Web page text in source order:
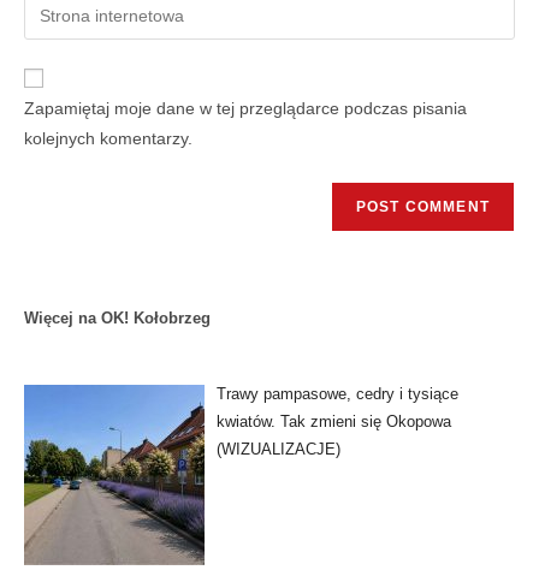
Zapamiętaj moje dane w tej przeglądarce podczas pisania
kolejnych komentarzy.
Więcej na OK! Kołobrzeg
Trawy pampasowe, cedry i tysiące
kwiatów. Tak zmieni się Okopowa
(WIZUALIZACJE)